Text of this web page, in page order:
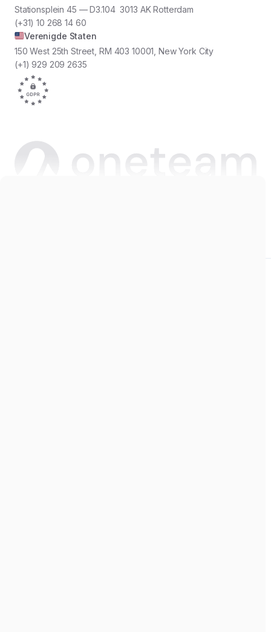
Stationsplein 45 — D3.104 3013 AK Rotterdam
(+31) 10 268 14 60
Verenigde Staten
150 West 25th Street, RM 403 10001, New York City
(+1) 929 209 2635